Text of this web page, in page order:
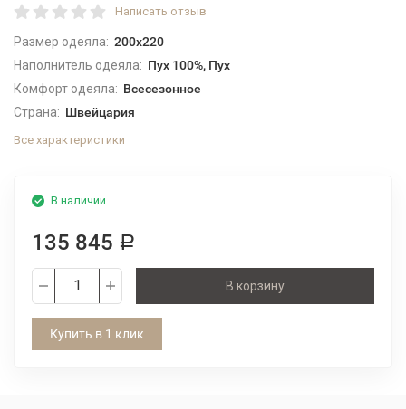
Написать отзыв
Размер одеяла: 200x220
Наполнитель одеяла: Пух 100%, Пух
Комфорт одеяла: Всесезонное
Страна: Швейцария
Все характеристики
В наличии
135 845 Р
В корзину
Купить в 1 клик